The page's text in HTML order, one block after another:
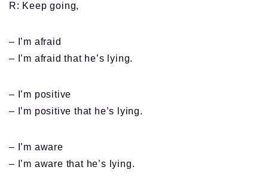
R: Keep going,
– I’m afraid
– I’m afraid that he’s lying.
– I’m positive
– I’m positive that he’s lying.
– I’m aware
– I’m aware that he’s lying.